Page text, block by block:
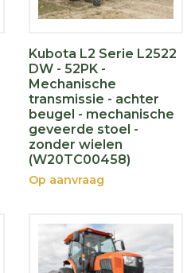
Kubota L2 Serie L2522
DW - 52PK -
Mechanische
transmissie - achter
beugel - mechanische
geveerde stoel -
zonder wielen
(W20TC00458)
Op aanvraag